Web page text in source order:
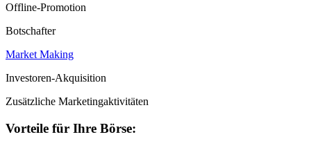
Offline-Promotion
Botschafter
Market Making
Investoren-Akquisition
Zusätzliche Marketingaktivitäten
Vorteile für Ihre Börse: